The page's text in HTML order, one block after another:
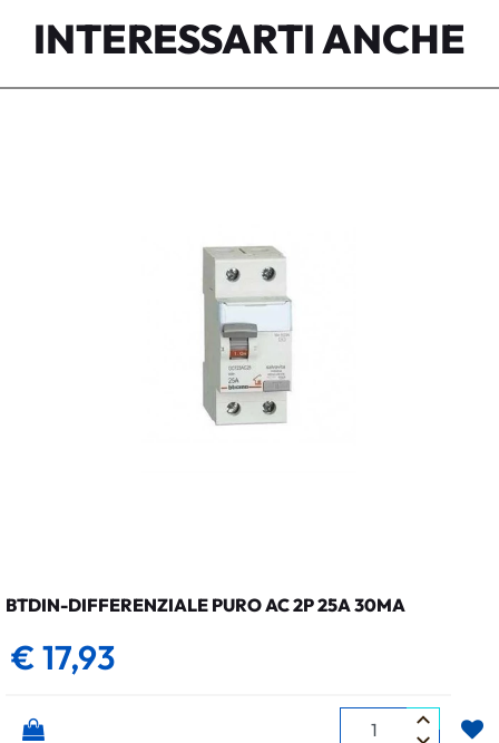
INTERESSARTI ANCHE
BTDIN-DIFFERENZIALE PURO AC 2P 25A 30MA
€ 17,93
Quantità